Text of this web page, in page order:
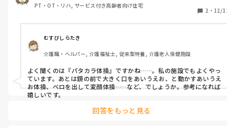
PT・OT・リハ, サービス付き高齢者向け住宅
2 ・ 12/
むすびしらたき
介護職・ヘルパー, 介護福祉士, 従来型特養, 介護老人保健施設
よく聞くのは『パタカラ体操』ですかね……。私の施設でもよくやっ
ています。あとは鏡の前で大きく口をあいうえお、と動かすあいうえ
お体操、ベロを出して変顔体操……など、でしょうか。参考になれば
嬉しいです。
回答をもっと見る